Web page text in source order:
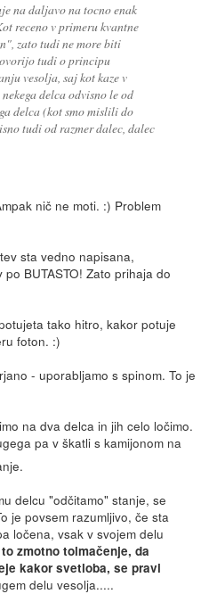
na daljavo na tocno enak
receno v primeru kvantne
zato tudi ne more biti
tudi o principu
vesolja, saj kot kaze v
delca odvisno le od
delca (kot smo mislili do
tudi od razmer dalec, dalec
nič ne moti. :) Problem
sta vedno napisana,
BUTASTO! Zato prihaja do
tako hitro, kakor potuje
foton. :)
- uporabljamo s spinom. To je
na dva delca in jih celo ločimo.
pa v škatli s kamijonom na
delcu "odčitamo" stanje, se
je povsem razumljivo, če sta
ločena, vsak v svojem delu
zmotno tolmačenje, da
kakor svetloba, se pravi
delu vesolja.....